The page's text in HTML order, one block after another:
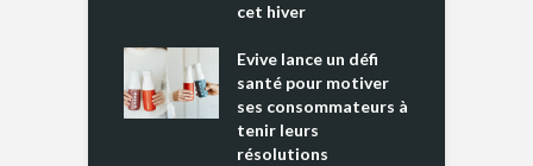
cet hiver
Evive lance un défi
santé pour motiver
ses consommateurs à
tenir leurs
résolutions